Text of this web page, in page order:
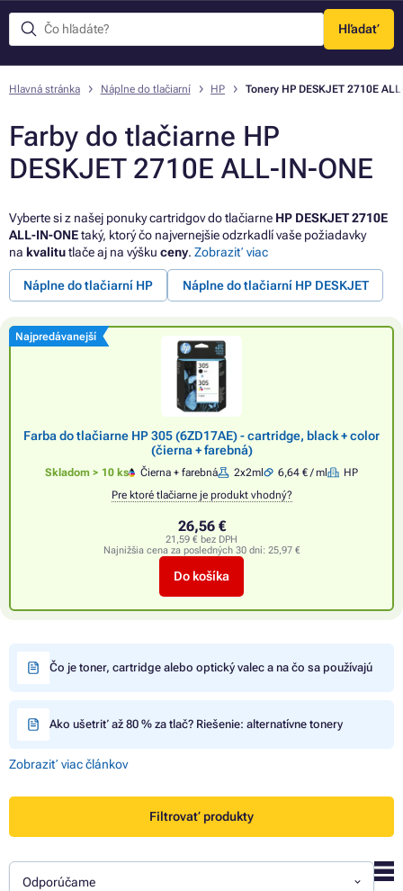
Hľadať
Menu
Hlavná stránka Náplne do tlačiarní HP Tonery HP DESKJET 2710E
Farby do tlačiarne HP
DESKJET 2710E ALL-IN-ONE
Vyberte si z našej ponuky cartridgov do tlačiarne HP DESKJET 2710E
ALL-IN-ONEtaký, ktorý čo najvernejšie odzrkadlí vaše požiadavky
na kvalitutlače aj na výšku ceny. Zobraziť viac
Náplne do tlačiarní HP Náplne do tlačiarní HP DESKJET
Najpredávanejší
Farba do tlačiarne HP 305 (6ZD17AE) - cartridge, black + color
(čierna + farebná)
Skladom > 10 ks Čierna + farebná 2x2ml 6,64 € / ml
HP
Pre ktoré tlačiarne je produkt vhodný?
26,56 €
21,59 € bez DPH
Najnižšia cena za posledných 30 dní: 25,97 €
Do košíka
Čo je toner, cartridge alebo optický valec a na čo sa používajú
Ako ušetriť až 80 % za tlač? Riešenie: alternatívne tonery
Zobraziť viac článkov
Filtrovať produkty
Odporúčame